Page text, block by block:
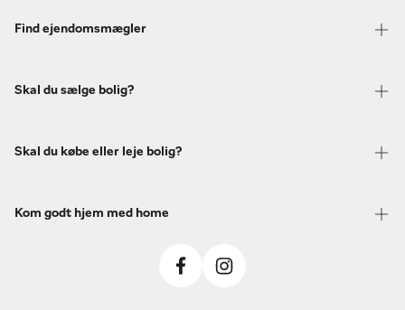
Find ejendomsmægler
Skal du sælge bolig?
Skal du købe eller leje bolig?
Kom godt hjem med home